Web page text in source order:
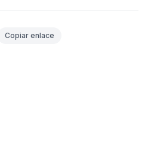
Copiar enlace